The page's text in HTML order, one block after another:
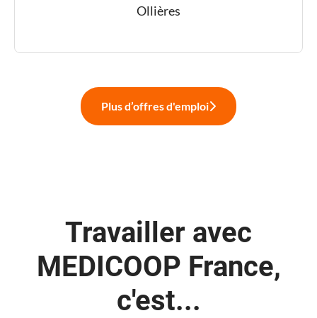
Ollières
Plus d’offres d'emploi
Travailler avec
MEDICOOP France,
c'est...